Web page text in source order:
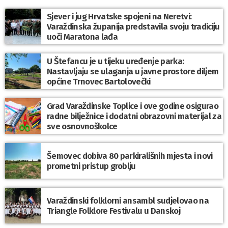
Sjever i jug Hrvatske spojeni na Neretvi:
Varaždinska županija predstavila svoju tradiciju
uoči Maratona lađa
U Štefancu je u tijeku uređenje parka:
Nastavljaju se ulaganja u javne prostore diljem
općine Trnovec Bartolovečki
Grad Varaždinske Toplice i ove godine osigurao
radne bilježnice i dodatni obrazovni materijal za
sve osnovnoškolce
Šemovec dobiva 80 parkirališnih mjesta i novi
prometni pristup groblju
Varaždinski folklorni ansambl sudjelovao na
Triangle Folklore Festivalu u Danskoj